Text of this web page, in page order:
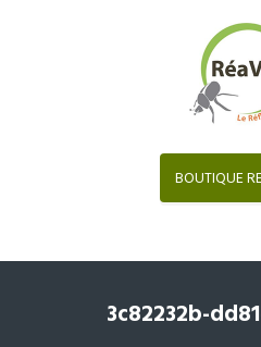
BOUTIQUE
3c82232b-